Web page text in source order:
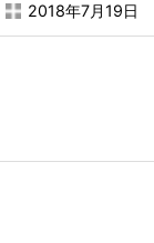
2018年7月19日